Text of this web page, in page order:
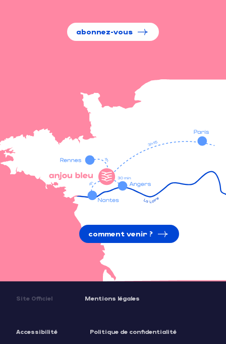
abonnez-vous
comment venir ?
Site Officiel Mentions légales
Accessibilité Politique de confidentialité